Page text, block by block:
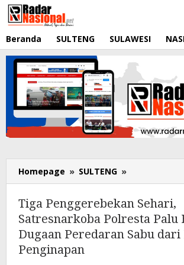
Lewati
ke
Beranda SULTENG SULAWESI
Homepage » SULTENG »
Polresta
Palu
Tiga Penggerebekan Sehari,
Satresnarkoba Polresta Palu
Dugaan Peredaran Sabu dari
Penginapan